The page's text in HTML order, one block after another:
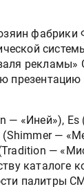
фабрики
рекламы»
презентацию
— «Иней»), Es
—
—
каталоге
палитры